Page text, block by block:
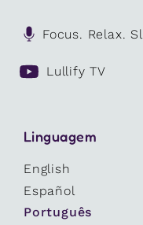
Focus. Relax.
Lullify TV
Linguagem
English
Español
Português